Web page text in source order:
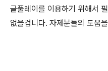
글풀레이를 이용하기 위해서
없을겁니다. 자제분들의 도움